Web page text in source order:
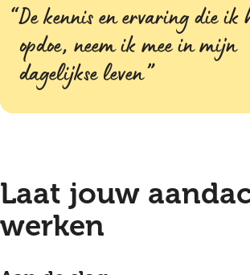
De kennis en ervaring die ik
opdoe, neem ik mee in mijn
dagelijkse leven
Laat jouw
werken